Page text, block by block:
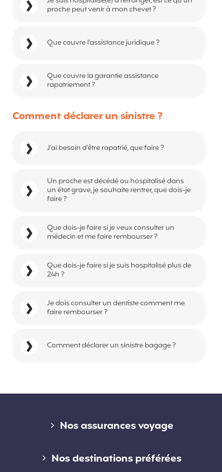
proche peut venir à mon chevet ?
Que couvre l'assistance juridique ?
Que couvre la garantie assistance
rapatriement ?
Comment déclarer un sinistre ?
J’ai besoin d’être rapatrié, que faire ?
Un proche est décédé ou hospitalisé dans
un état grave, je souhaite rentrer, que dois-je
faire ?
Que dois-je faire si je veux consulter un
médecin et me faire rembourser ?
Que dois-je faire si je suis hospitalisé plus de
24h ?
Je dois consulter un dentiste comment me
faire rembourser ?
Comment déclarer un sinistre bagage ?
Nos assurances voyage
Assurance voyage courte durée
Nos destinations préférées